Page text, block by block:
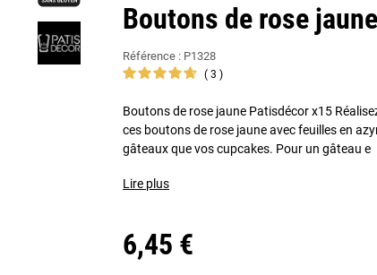
Boutons de rose
Référence : P1328
3
Boutons de rose jaune Patisdécor x15
ces boutons de rose jaune avec feuilles en
gâteaux que vos cupcakes. Pour un gâteau e
Lire plus
6,45 €